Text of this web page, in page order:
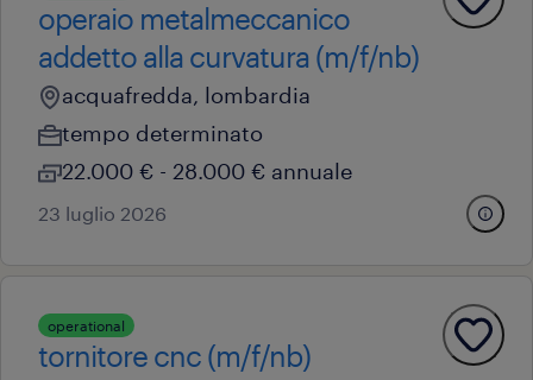
operaio metalmeccanico
addetto alla curvatura (m/f/nb)
acquafredda, lombardia
tempo determinato
22.000 € - 28.000 € annuale
23 luglio 2026
operational
tornitore cnc (m/f/nb)